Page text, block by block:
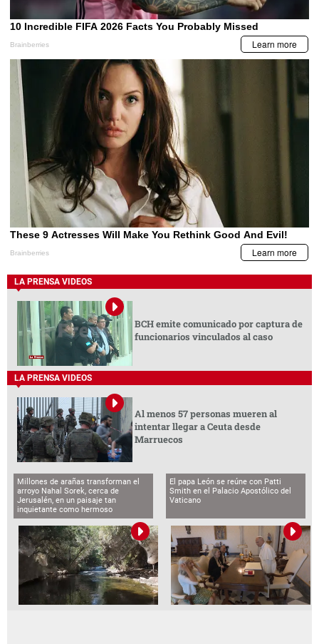
LA PRENSA VIDEOS
BCH emite comunicado por captura de
funcionarios vinculados al caso
LA PRENSA VIDEOS
Al menos 57 personas mueren al
intentar llegar a Ceuta desde
Marruecos
Millones de arañas transforman el
arroyo Nahal Sorek, cerca de
Jerusalén, en un paisaje tan
inquietante como hermoso
El papa León se reúne con Patti
Smith en el Palacio Apostólico del
Vaticano